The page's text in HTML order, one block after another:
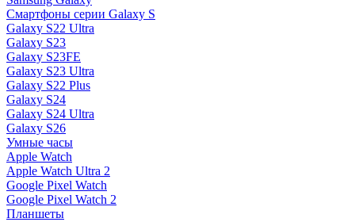
Смартфоны серии Galaxy S
Galaxy S22 Ultra
Galaxy S23
Galaxy S23FE
Galaxy S23 Ultra
Galaxy S22 Plus
Galaxy S24
Galaxy S24 Ultra
Galaxy S26
Умные часы
Apple Watch
Apple Watch Ultra 2
Google Pixel Watch
Google Pixel Watch 2
Планшеты